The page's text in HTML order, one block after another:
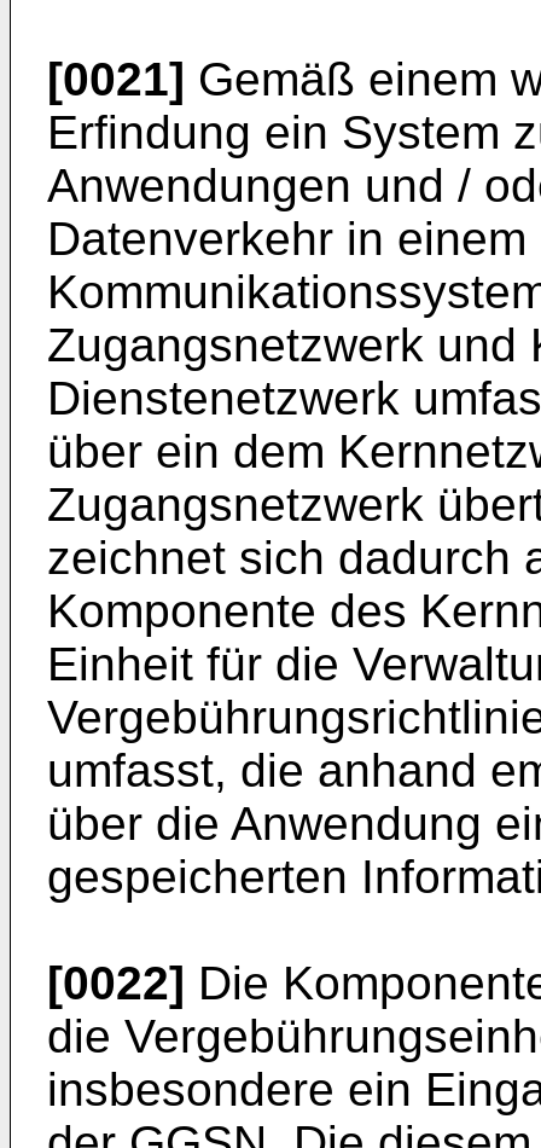
[0021] Gemäß einem
Erfindung ein System
Anwendungen und /
Datenverkehr in einem
Zugangsnetzwerk und
Dienstenetzwerk
über ein dem
Zugangsnetzwerk
zeichnet sich dadurch
Komponente des
Einheit für die
umfasst, die anhand
über die Anwendung
gespeicherten
[0022] Die
die
insbesondere ein